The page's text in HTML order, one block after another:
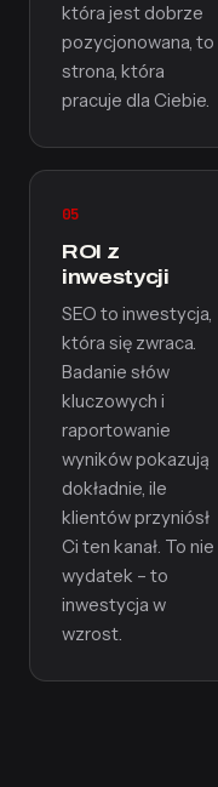
która jest dobrze
pozycjonowana, to
strona, która
pracuje dla Ciebie.
05
ROI z
inwestycji
SEO to inwestycja,
która się zwraca.
Badanie słów
kluczowych i
raportowanie
wyników pokazują
dokładnie, ile
klientów przyniósł
Ci ten kanał. To nie
wydatek – to
inwestycja w
wzrost.